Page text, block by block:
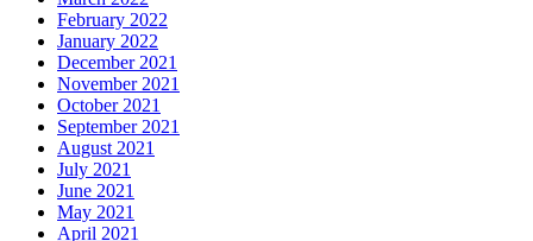
February 2022
January 2022
December 2021
November 2021
October 2021
September 2021
August 2021
July 2021
June 2021
May 2021
April 2021